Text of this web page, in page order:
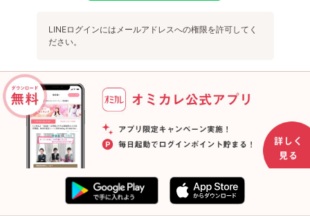
LINEログインにはメールアドレスへの権限を許可してく
ださい。